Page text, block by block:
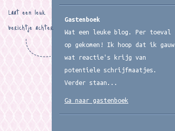
Gastenboek
Wat een leuke blog. Per toeval
op gekomen! Ik hoop dat ik gauw
wat reactie's krijg van
potentiele schrijfmaatjes.
Verder staan...
Laat een leuk
berichtje achter
Ga naar gastenboek